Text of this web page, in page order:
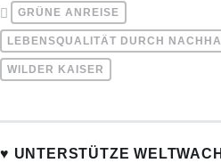
GRÜNE ANREISE
LEBENSQUALITÄT DURCH
WILDER KAISER
♥ UNTERSTÜTZE WELTWACH